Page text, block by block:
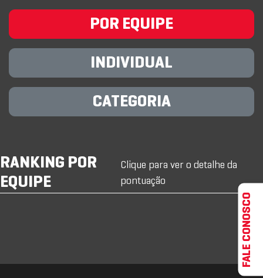
POR EQUIPE
INDIVIDUAL
CATEGORIA
RANKING POR
EQUIPE
Clique para ver o detalhe da
pontuação
FALE CONOSCO